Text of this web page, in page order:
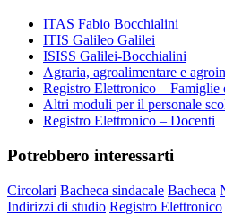
ITAS Fabio Bocchialini
ITIS Galileo Galilei
ISISS Galilei-Bocchialini
Agraria, agroalimentare e
Registro Elettronico – Famiglie
Altri moduli per il personale
Registro Elettronico – Docenti
Potrebbero interessarti
Circolari Bacheca sindacale Bacheca
Indirizzi di studio Registro Elettronico